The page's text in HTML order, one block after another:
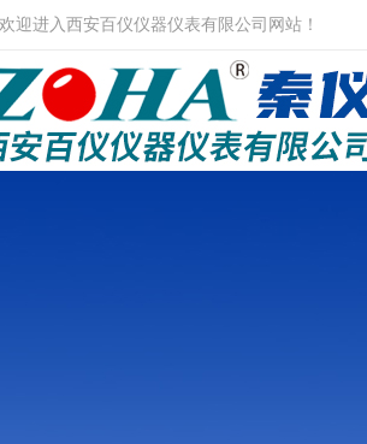
迎进入西安百仪仪器仪表有限公司网站！